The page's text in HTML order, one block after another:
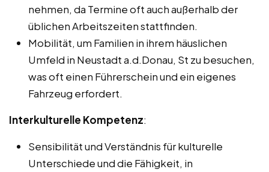
nehmen, da Termine oft auch außerhalb der
üblichen Arbeitszeiten stattfinden.
Mobilität, um Familien in ihrem häuslichen
Umfeld in Neustadt a.d.Donau, St zu besuchen,
was oft einen Führerschein und ein eigenes
Fahrzeug erfordert.
Interkulturelle Kompetenz:
Sensibilität und Verständnis für kulturelle
Unterschiede und die Fähigkeit, in